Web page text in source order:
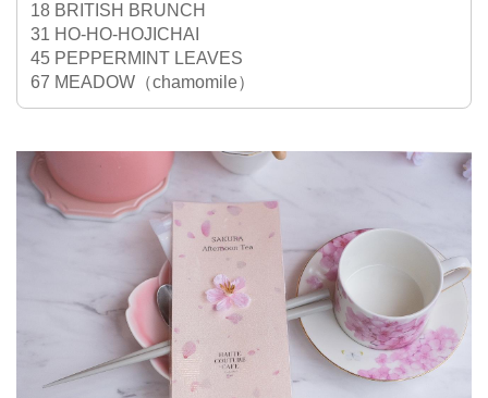
18 BRITISH BRUNCH
31 HO-HO-HOJICHAI
45 PEPPERMINT LEAVES
67 MEADOW（chamomile）